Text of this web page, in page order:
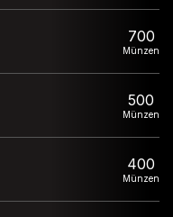
700
Münzen
500
Münzen
400
Münzen